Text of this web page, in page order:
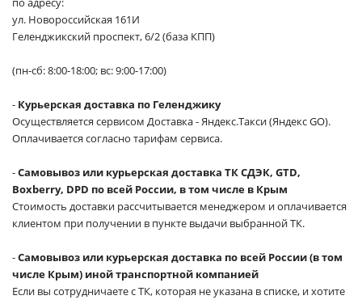
ул. Новороссийская 161И
Геленджикский проспект, 6/2 (база КПП)
(пн-сб: 8:00-18:00; вс: 9:00-17:00)
- Курьерская доставка по Геленджику
Осуществляется сервисом Доставка - Яндекс.Такси (Яндекс GO).
Оплачивается согласно тарифам сервиса.
-Самовывоз или курьерская доставка ТК СДЭК, GTD,
Boxberry, DPD по всей России, в том числе в Крым
Стоимость доставки рассчитывается менеджером и оплачивается
клиентом при получении в пункте выдачи выбранной ТК.
-Самовывоз или курьерская доставка по всей России (в том
числе Крым) иной транспортной компанией
Если вы сотрудничаете с ТК, которая не указана в списке, и хотите